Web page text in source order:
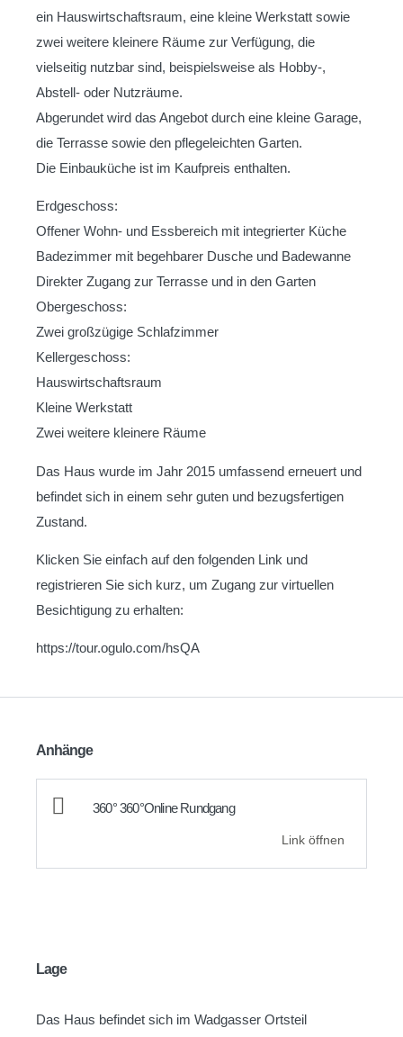
ein Hauswirtschaftsraum, eine kleine Werkstatt sowie
zwei weitere kleinere Räume zur Verfügung, die
vielseitig nutzbar sind, beispielsweise als Hobby-,
Abstell- oder Nutzräume.
Abgerundet wird das Angebot durch eine kleine Garage,
die Terrasse sowie den pflegeleichten Garten.
Die Einbauküche ist im Kaufpreis enthalten.
Erdgeschoss:
Offener Wohn- und Essbereich mit integrierter Küche
Badezimmer mit begehbarer Dusche und Badewanne
Direkter Zugang zur Terrasse und in den Garten
Obergeschoss:
Zwei großzügige Schlafzimmer
Kellergeschoss:
Hauswirtschaftsraum
Kleine Werkstatt
Zwei weitere kleinere Räume
Das Haus wurde im Jahr 2015 umfassend erneuert und
befindet sich in einem sehr guten und bezugsfertigen
Zustand.
Klicken Sie einfach auf den folgenden Link und
registrieren Sie sich kurz, um Zugang zur virtuellen
Besichtigung zu erhalten:
https://tour.ogulo.com/hsQA
Anhänge
360° 360°Online Rundgang
Link öffnen
Lage
Das Haus befindet sich im Wadgasser Ortsteil